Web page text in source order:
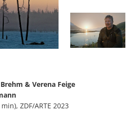
& Verena Feige
ZDF/ARTE 2023